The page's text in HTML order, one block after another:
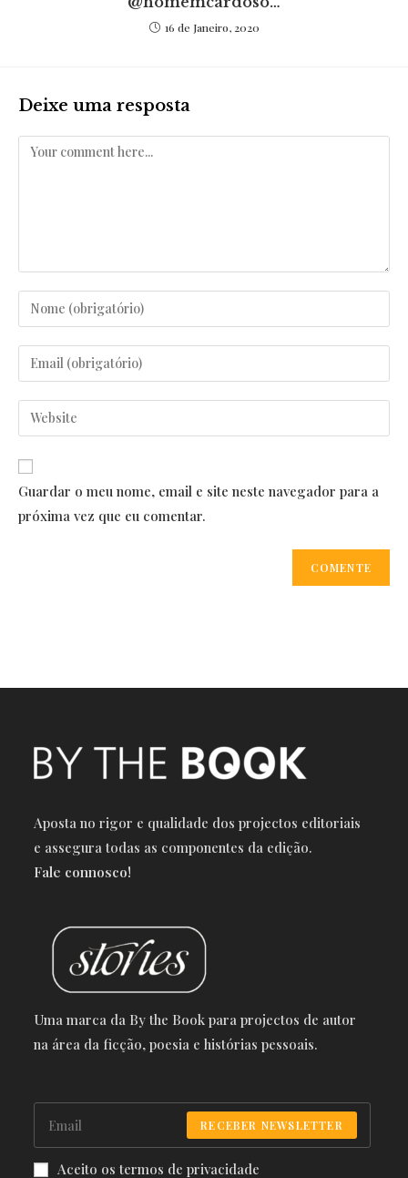
16 de Janeiro, 2020
Deixe uma resposta
Comentar
Enter
your
name
username
Enter
your
email
comment
Enter
your
website
URL
(optional)
Guardar o meu nome, email e site neste navegador para a
próxima vez que eu comentar.
Aposta no rigor e qualidade dos projectos editoriais
e assegura todas as componentes da edição.
Fale connosco!
Uma marca da By the Book para projectos de autor
na área da ficção, poesia e histórias pessoais.
RECEBER NEWSLETTER
Aceito os termos de privacidade